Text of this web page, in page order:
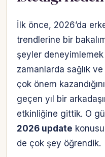
İlk önce, 2026’da
trendlerine bir
şeyler
zamanlarda sağlık
çok önem
geçen yıl bir
etkinliğine gittik. O
2026 update
de çok şey öğrendik.